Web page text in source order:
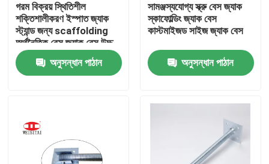
পণ্য
আমাদের সম্পর্কে
গরম বিক্রয় স্থিতিশীল
শক্তিশালীকরণ ইস্পাত জ্যাক
স্ট্যান্ড জন্য scaffolding
অর্থনৈতিক বেস জ্যাক বেস উচ্চ
সিঁড়ি scaffolding অংশ
অনুসন্ধান পাঠান
সামঞ্জস্যযোগ্য স্ক্রু বেস জ্যাক
স্কাফোল্ডিং জ্যাক বেস
কাস্টমাইজড সাইজ জ্যাক বেস
অনুসন্ধান পাঠান